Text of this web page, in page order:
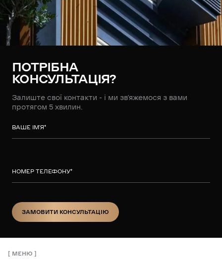
ПОТРІБНА
КОНСУЛЬТАЦІЯ?
Залиште свої контакти - і ми зв’яжемося з вами
протягом 5 хвилин.
ВАШЕ ІМ’Я*
НОМЕР ТЕЛЕФОНУ*
ЗАМОВИТИ КОНСУЛЬТАЦІЮ
МЕНЮ